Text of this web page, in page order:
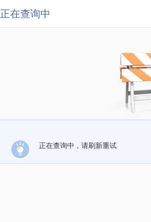
正在查询中
正在查询中，请刷新重试